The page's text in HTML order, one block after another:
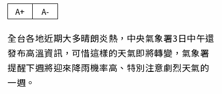
A+ A-
全台各地近期大多晴朗炎熱，中央氣象署3日中午還
發布高溫資訊，可惜這樣的天氣即將轉變，氣象署
提醒下週將迎來降雨機率高、特別注意劇烈天氣的
一週。